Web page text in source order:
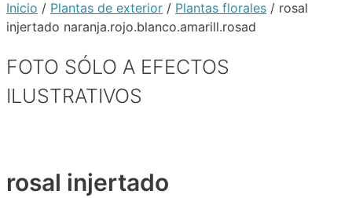
Inicio / Plantas de exterior / Plantas florales / rosal
injertado naranja.rojo.blanco.amarill.rosad
FOTO SÓLO A EFECTOS
ILUSTRATIVOS
rosal injertado